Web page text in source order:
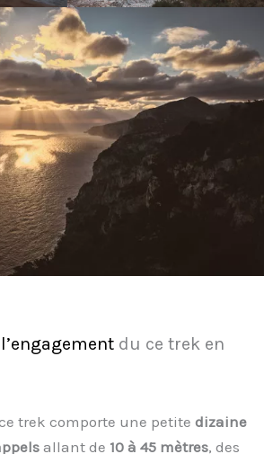
du ce trek en
trek comporte une petite dizaine
allant de 10 à 45 mètres, des